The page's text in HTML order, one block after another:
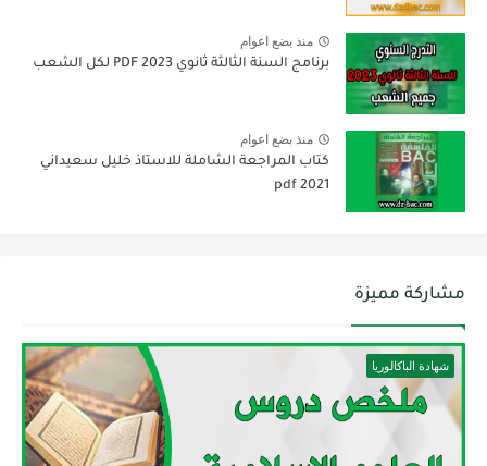
منذ بضع اعوام
برنامج السنة الثالثة ثانوي 2023 PDF لكل الشعب
منذ بضع اعوام
كتاب المراجعة الشاملة للاستاذ خليل سعيداني
2021 pdf
مشاركة مميزة
شهادة الباكالوريا